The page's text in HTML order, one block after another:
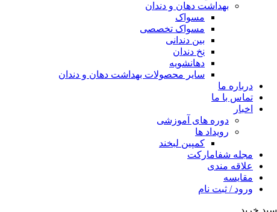
بهداشت دهان و دندان
مسواک
مسواک تخصصی
بین دندانی
نخ دندان
دهانشویه
سایر محصولات بهداشت دهان و دندان
درباره ما
تماس با ما
اخبار
دوره های آموزشی
رویداد ها
کمپین لبخند
مجله شفامارکت
علاقه مندی
مقایسه
ورود / ثبت نام
سبد خرید